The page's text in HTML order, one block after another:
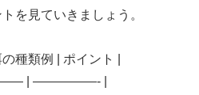
を見ていきましょう。
種類例 | ポイント |
| —————- |